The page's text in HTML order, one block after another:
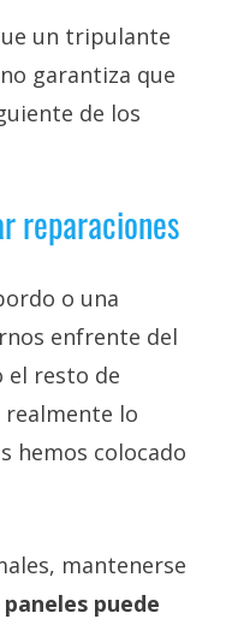
un tripulante
garantiza que
de los
reparaciones
o una
enfrente del
el resto de
realmente lo
hemos colocado
mantenerse
puede